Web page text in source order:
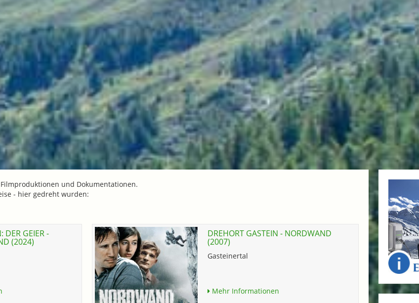
und Dokumentationen.
- hier gedreht wurden:
DER GEIER -
(2024)
DREHORT GASTEIN - NORDWAND
(2007)
Gasteinertal
Mehr Informationen